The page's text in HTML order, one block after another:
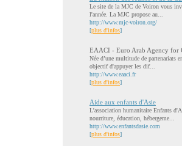
Le site de la MJC de Voiron vous
l'année. La MJC propose au...
http://www.mjc-voiron.org/
[plus d'infos]
EAACI - Euro Arab Agency for
Née d’une multitude de partenariats
objectif d'appuyer les dif...
http://www.eaaci.fr
[plus d'infos]
Aide aux enfants d'Asie
L'association humanitaire Enfants
nourriture, éducation, hébergeme...
http://www.enfantsdasie.com
[plus d'infos]